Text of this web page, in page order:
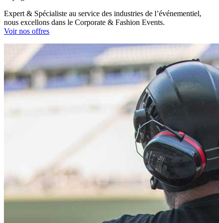
Expert & Spécialiste au service des industries de l’événementiel,
nous excellons dans le Corporate & Fashion Events.
Voir nos offres